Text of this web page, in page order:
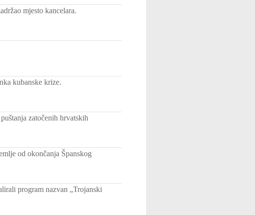
mjesto kancelara.
kubanske krize.
zatočenih hrvatskih
od okončanja Španskog
program nazvan „Trojanski